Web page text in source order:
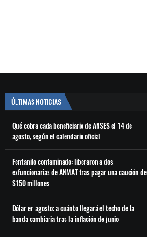
ÚLTIMAS NOTICIAS
Qué cobra cada beneficiario de ANSES el 14 de
agosto, según el calendario oficial
Fentanilo contaminado: liberaron a dos
exfuncionarias de ANMAT tras pagar una caución de
$150 millones
Dólar en agosto: a cuánto llegará el techo de la
banda cambiaria tras la inflación de junio